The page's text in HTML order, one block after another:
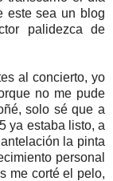
este sea un blog
palidezca de
al concierto, yo
no me pude
solo sé que a
ya estaba listo, a
la pinta
personal
me corté el pelo,